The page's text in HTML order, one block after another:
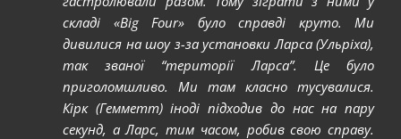
складі «Big Four» було справді круто. Ми
дивилися на шоу з-за установки Ларса (Ульріха),
так званої “території Ларса”. Це було
приголомшливо. Ми там класно тусувалися.
Кірк (Гемметт) іноді підходив до нас на пару
секунд, а Ларс, тим часом, робив свою справу.